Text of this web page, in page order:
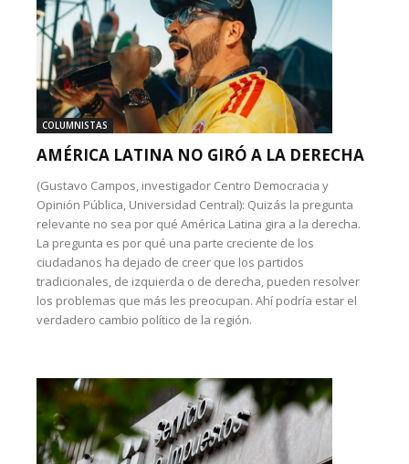
COLUMNISTAS
AMÉRICA LATINA NO GIRÓ A LA DERECHA
(Gustavo Campos, investigador Centro Democracia y
Opinión Pública, Universidad Central): Quizás la pregunta
relevante no sea por qué América Latina gira a la derecha.
La pregunta es por qué una parte creciente de los
ciudadanos ha dejado de creer que los partidos
tradicionales, de izquierda o de derecha, pueden resolver
los problemas que más les preocupan. Ahí podría estar el
verdadero cambio político de la región.